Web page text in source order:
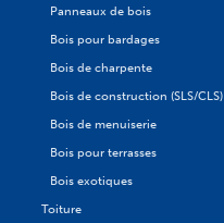
Panneaux de bois
Bois pour bardages
Bois de charpente
Bois de construction (SLS/CLS)
Bois de menuiserie
Bois pour terrasses
Bois exotiques
Toiture